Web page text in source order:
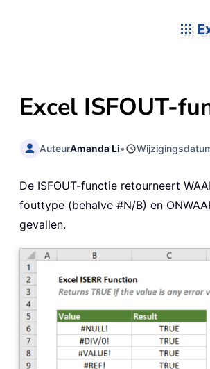
Excel ISFOUT-
AuteurAmanda Li•
De ISFOUT-functie retourneert
fouttype (behalve #N/B) en
gevallen.